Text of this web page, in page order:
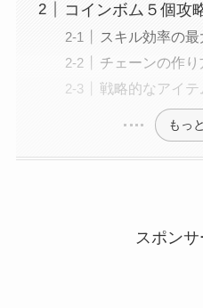
コインボム５個攻
スキル効率の最
チェーンの作り
戦略的なアイテ
もっ
スポンサ